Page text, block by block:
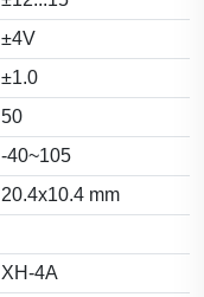
±4V
±1.0
50
-40~105
20.4x10.4 mm
XH-4A